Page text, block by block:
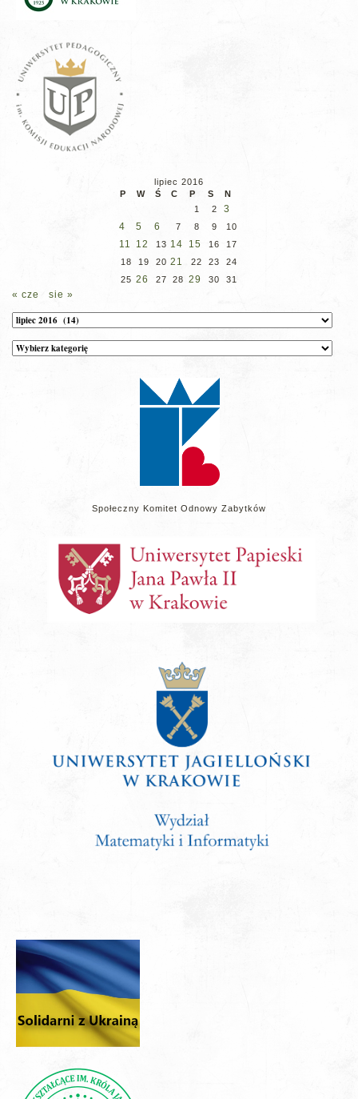
lipiec 2016
P
W Ś C P S
N
1
2
3
4
5 6 7 8 9 10
11 12 13 14 15 16
17
18
19 20 21 22 23
24
25 26 27 28 29 30 31
« cze sie »
Archiwum
Kategorie
wpisów
Społeczny Komitet Odnowy Zabytków